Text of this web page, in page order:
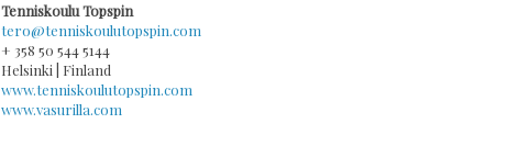
Tenniskoulu Topspin
tero@tenniskoulutopspin.com
+ 358 50 544 5144
Helsinki | Finland
www.tenniskoulutopspin.com
www.vasurilla.com